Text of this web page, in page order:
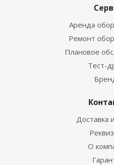
Аренда
Ремонт
Плановое
Тест-
Доставка
О